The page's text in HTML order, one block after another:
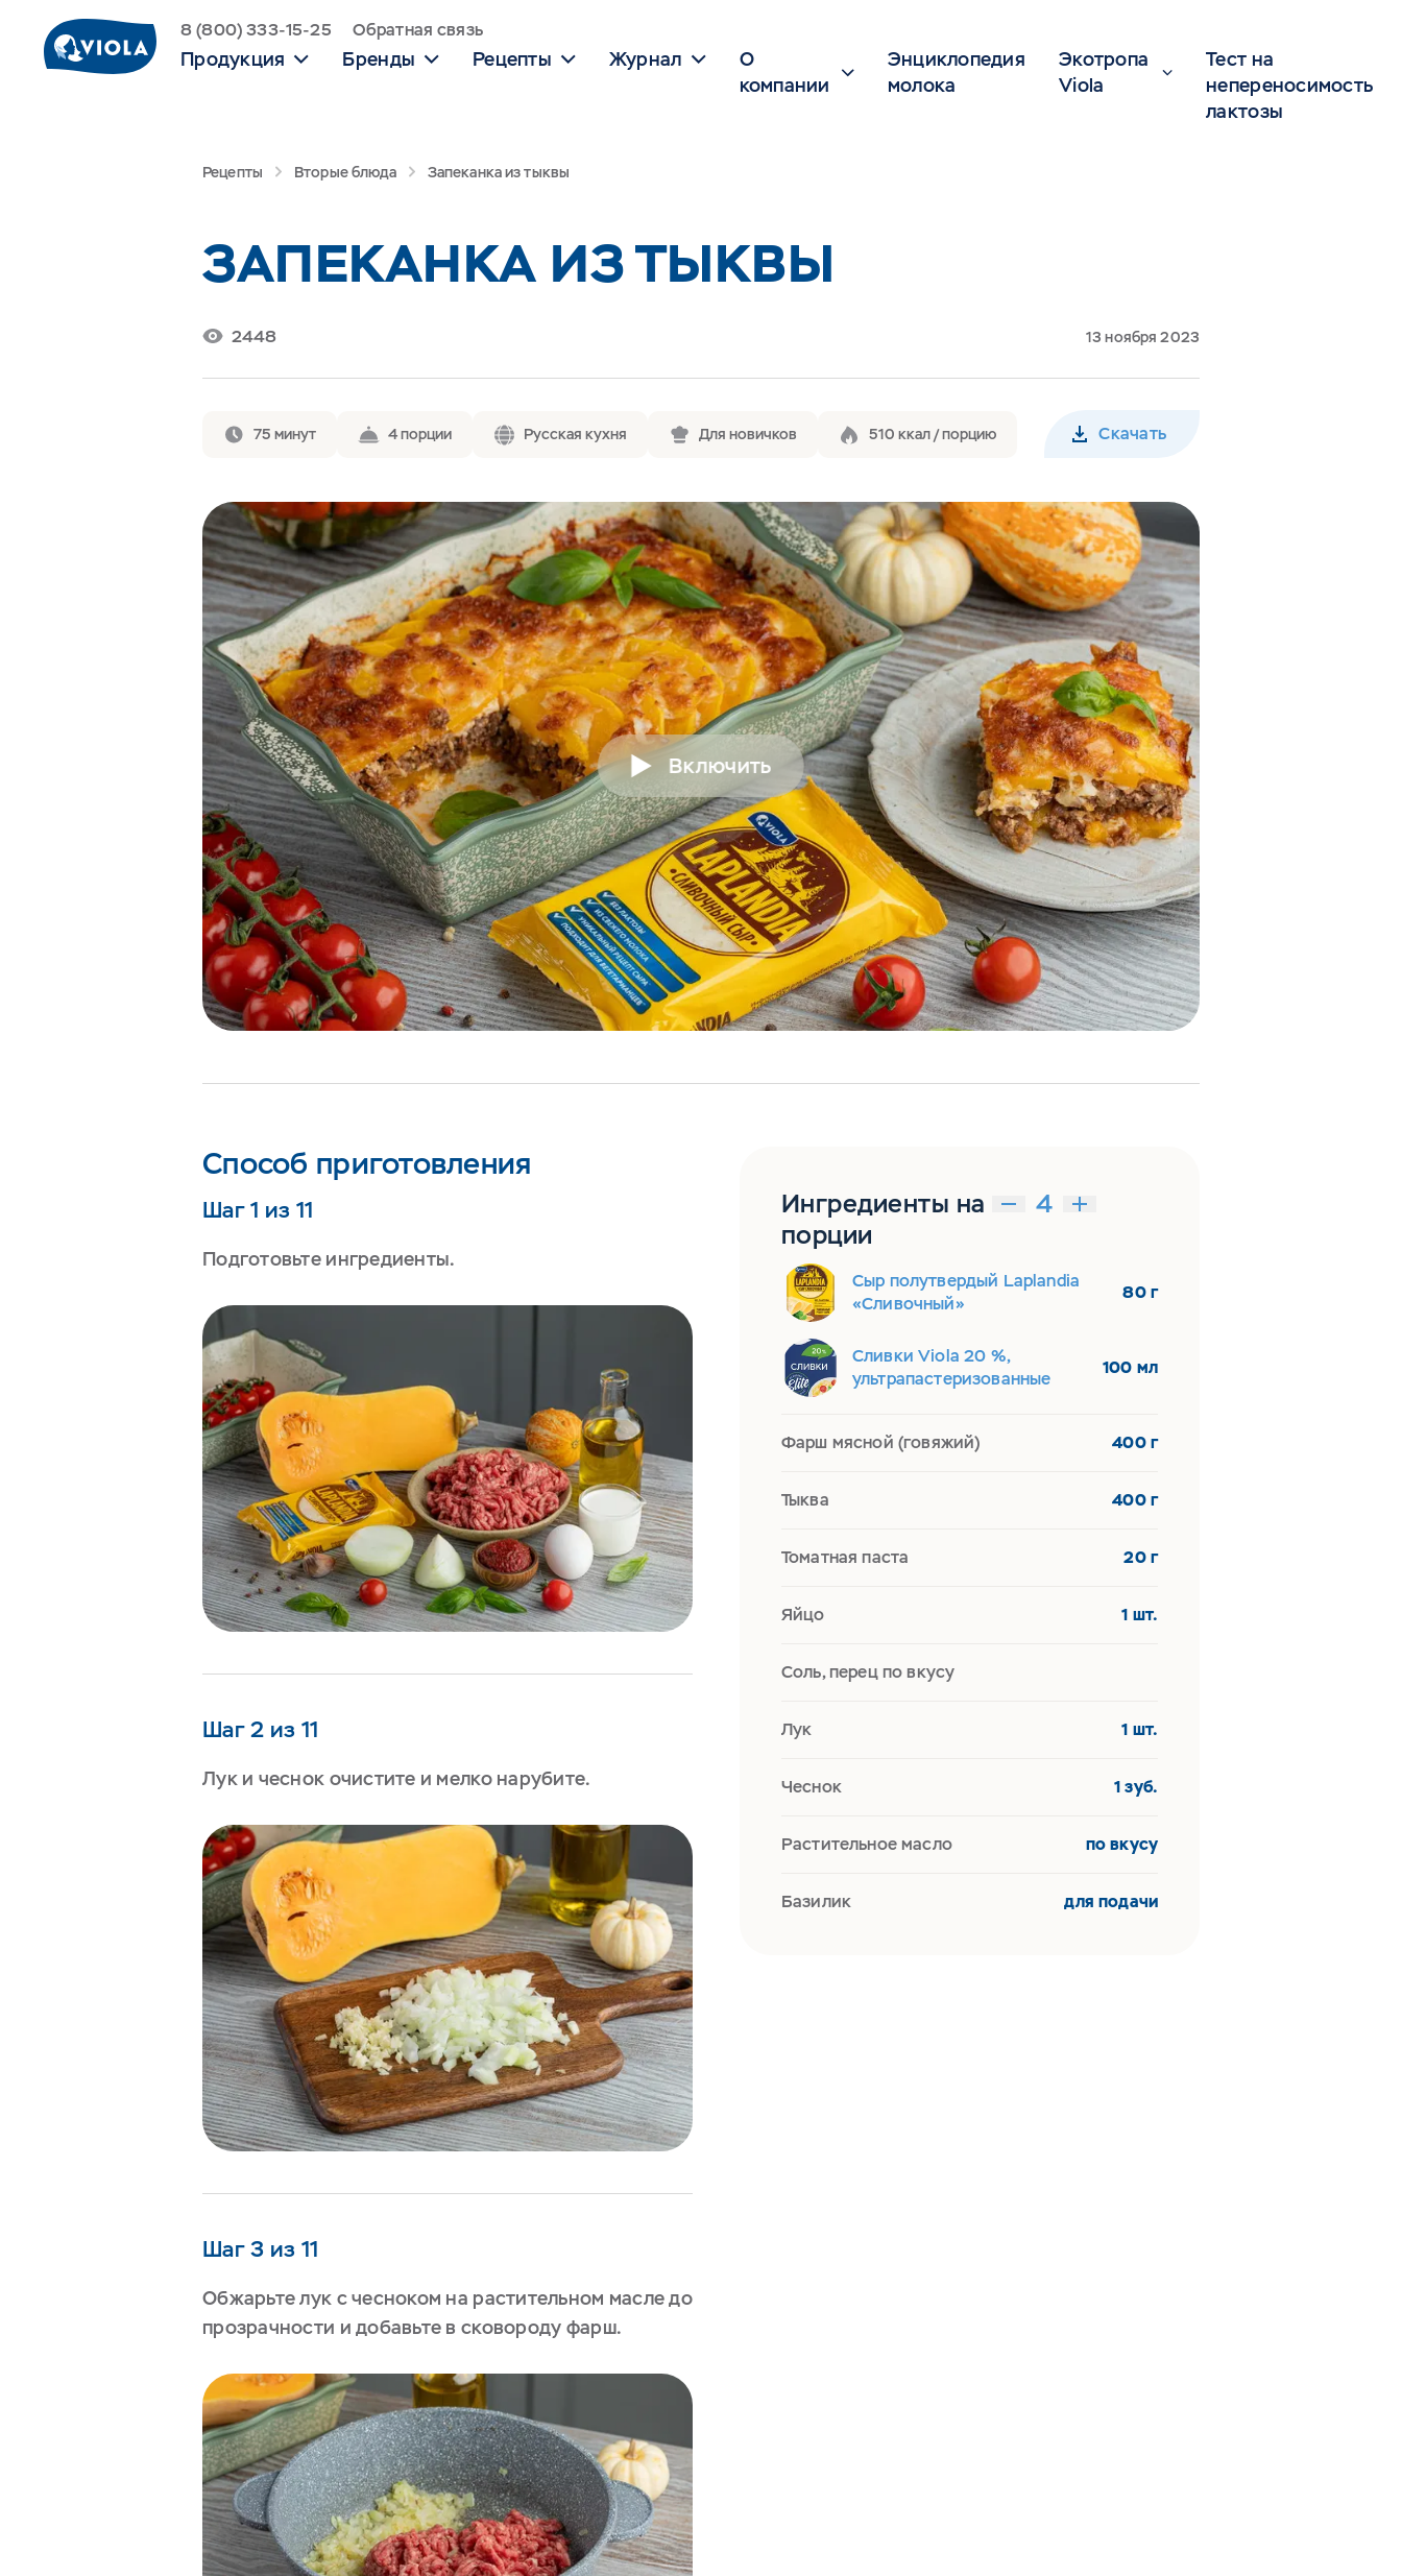
8 (800) 333-15-25 Обратная связь
Продукция Бренды Рецепты Журнал
О
компании
Энциклопедия
молока
Экотропа
Viola
Тест на
непереносимость
лактозы
Рецепты Вторые блюда Запеканка из тыквы
ЗАПЕКАНКА ИЗ ТЫКВЫ
2448 13 ноября 2023
75 минут 4 порции Русская кухня Для новичков 510 ккал / порцию Скачать
Включить
Способ приготовления
Шаг 1 из 11
Подготовьте ингредиенты.
Шаг 2 из 11
Лук и чеснок очистите и мелко нарубите.
Шаг 3 из 11
Обжарьте лук с чесноком на растительном масле до
прозрачности и добавьте в сковороду фарш.
Ингредиенты на
порции
Сыр полутвердый Laplandia
«Сливочный»
80 г
Сливки Viola 20 %,
ультрапастеризованные
100 мл
Фарш мясной (говяжий) 400 г
Тыква 400 г
Томатная паста 20 г
Яйцо 1 шт.
Соль, перец по вкусу
Лук 1 шт.
Чеснок 1 зуб.
Растительное масло по вкусу
Базилик для подачи